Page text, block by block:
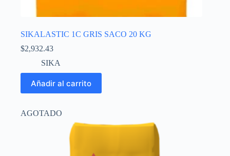
SIKALASTIC 1C GRIS SACO 20 KG
$2,932.43
SIKA
Añadir al carrito
AGOTADO